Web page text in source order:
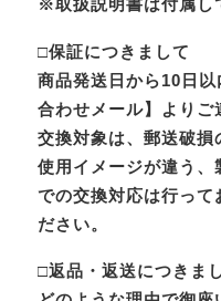
□保証につきまして
商品発送日から10日
合わせメール】よりご
交換対象は、郵送破損
使用イメージが違う、
での交換対応は行って
ださい。
□返品・返送につきま